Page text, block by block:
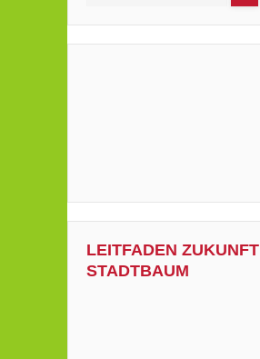
LEITFADEN ZUKUNFT
STADTBAUM